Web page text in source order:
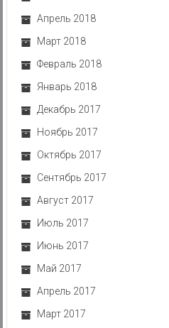
Апрель 2018
Март 2018
Февраль 2018
Январь 2018
Декабрь 2017
Ноябрь 2017
Октябрь 2017
Сентябрь 2017
Август 2017
Июль 2017
Июнь 2017
Май 2017
Апрель 2017
Март 2017